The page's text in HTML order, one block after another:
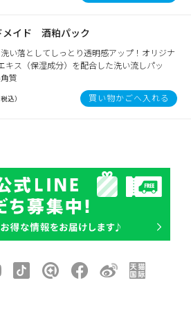
メイド 酒粕パック
い落としてしっとり透明感アップ！オリジナ
キス（保湿成分）を配合した洗い流しパッ
質
税込） 買い物かごへ入れる